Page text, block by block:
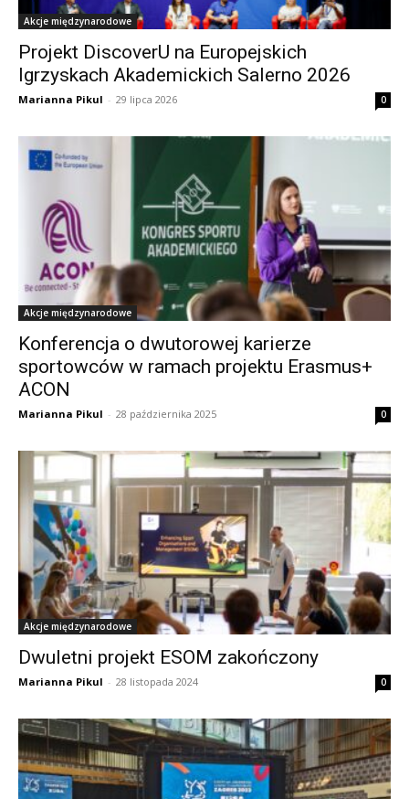
Akcje międzynarodowe
Projekt DiscoverU na Europejskich
Igrzyskach Akademickich Salerno 2026
Marianna Pikul - 29 lipca 2026 0
Akcje międzynarodowe
Konferencja o dwutorowej karierze
sportowców w ramach projektu Erasmus+
ACON
Marianna Pikul - 28 października 2025 0
Akcje międzynarodowe
Dwuletni projekt ESOM zakończony
Marianna Pikul - 28 listopada 2024 0